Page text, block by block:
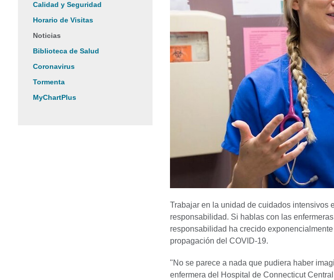
Calidad y Seguridad
Horario de Visitas
Noticias
Biblioteca de Salud
Coronavirus
Tormenta
MyChartPlus
Trabajar en la unidad de cuidados intensivos
responsabilidad. Si hablas con las
responsabilidad ha crecido
propagación del COVID-19.
"No se parece a nada que pudiera haber
enfermera del Hospital de Connecticut